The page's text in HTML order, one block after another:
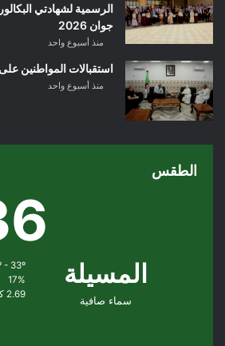
الرسمية لشهادتي
جوان 2026
منذ أسبوع واحد
استقبالات المواطنين
منذ أسبوع واحد
الطقس
المسيلة
سماء صافية
36º - 33º
17%
2.69 كيلومتر/ساعة